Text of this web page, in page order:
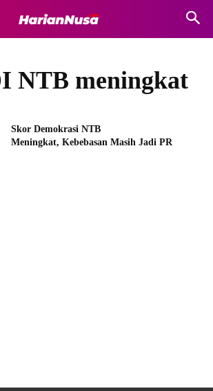
NTB meningkat
Skor Demokrasi NTB
Meningkat, Kebebasan Masih Jadi PR